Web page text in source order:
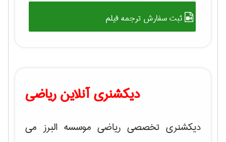
ثبت سفارش ترجمه فیلم
دیکشنری آنلاین ریاضی
دیکشنری تخصصی ریاضی موسسه البرز می